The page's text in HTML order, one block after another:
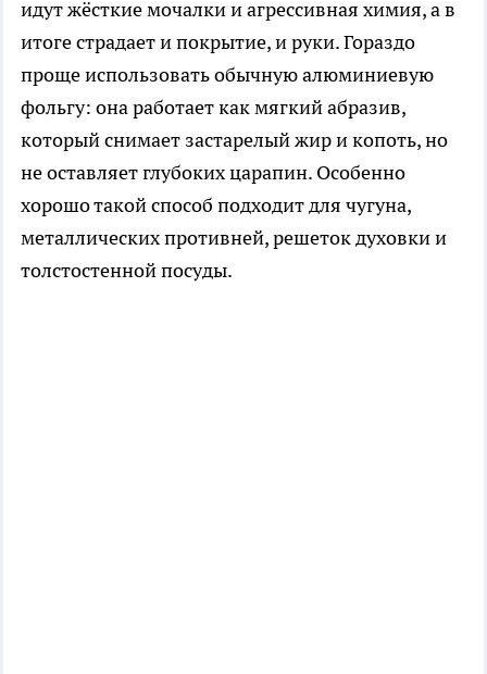
идут жёсткие мочалки и агрессивная химия, а в
итоге страдает и покрытие, и руки. Гораздо
проще использовать обычную алюминиевую
фольгу: она работает как мягкий абразив,
который снимает застарелый жир и копоть, но
не оставляет глубоких царапин. Особенно
хорошо такой способ подходит для чугуна,
металлических противней, решеток духовки и
толстостенной посуды.